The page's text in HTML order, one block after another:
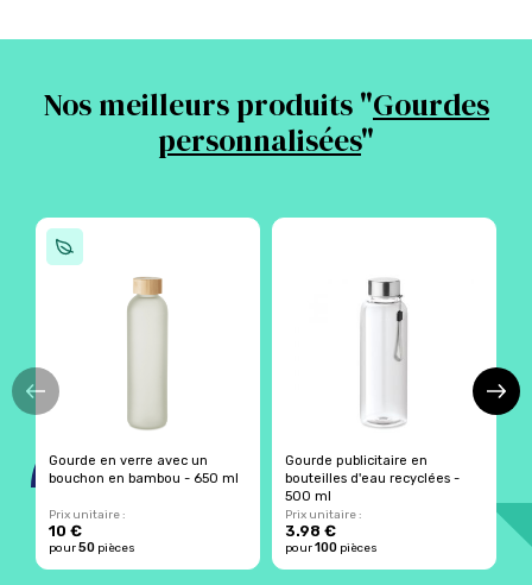
Nos meilleurs produits "Gourdes
personnalisées"
Gourde en verre avec un
bouchon en bambou - 650 ml
Prix unitaire :
10 €
pour50 pièces
Gourde publicitaire en
bouteilles d'eau recyclées -
500 ml
Prix unitaire :
3.98 €
pour100 pièces